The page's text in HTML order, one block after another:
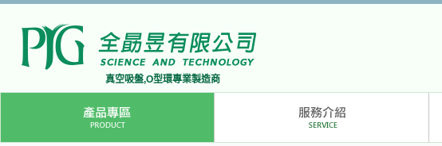
真空吸盤,O型環專業製造商